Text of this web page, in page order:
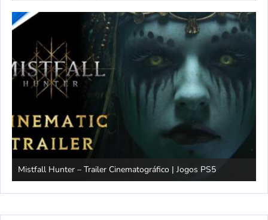
Mistfall Hunter – Trailer Cinematográfico | Jogos PS5